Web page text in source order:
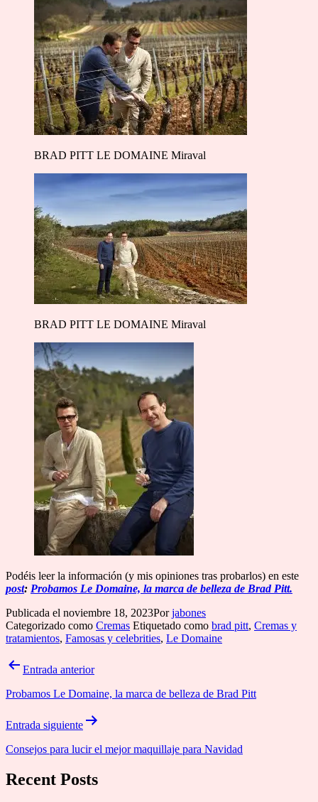
BRAD PITT LE DOMAINE Miraval
BRAD PITT LE DOMAINE Miraval
Podéis leer la información (y mis opiniones tras probarlos) en este
post: Probamos Le Domaine, la marca de belleza de Brad Pitt.
Publicada el noviembre 18, 2023Porjabones
Categorizado como Cremas Etiquetado como brad pitt, Cremas y
tratamientos, Famosas y celebrities, Le Domaine
Navegación
entradas
Entrada anterior
Probamos Le Domaine, la marca de belleza de Brad Pitt
Entrada siguiente
Consejos para lucir el mejor maquillaje para Navidad
Recent Posts